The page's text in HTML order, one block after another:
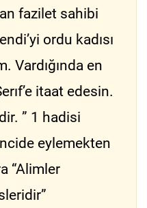
fazilet sahibi
ordu kadısı
Vardığında en
itaat edesin.
” 1 hadisi
eylemekten
“Alimler